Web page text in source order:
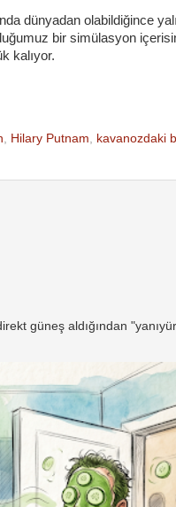
dünyadan olabildiğince
bir simülasyon
kalıyor.
Hilary Putnam kavanozdaki
güneş aldığından